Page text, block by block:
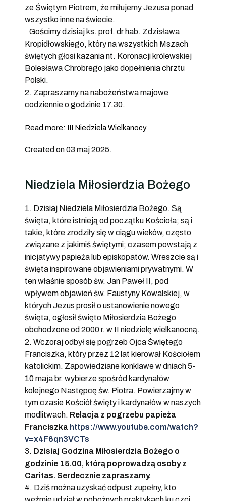
ze Świętym Piotrem, że miłujemy Jezusa ponad
wszystko inne na świecie.
Gościmy dzisiaj ks. prof. dr hab. Zdzisława
Kropidłowskiego, który na wszystkich Mszach
świętych głosi kazania nt. Koronacji królewskiej
Bolesława Chrobrego jako dopełnienia chrztu
Polski.
2. Zapraszamy na nabożeństwa majowe
codziennie o godzinie 17.30.
Read more: III Niedziela Wielkanocy
Created on 03 maj 2025.
Niedziela Miłosierdzia Bożego
1. Dzisiaj Niedziela Miłosierdzia Bożego. Są
święta, które istnieją od początku Kościoła; są i
takie, które zrodziły się w ciągu wieków, często
związane z jakimiś świętymi; czasem powstają z
inicjatywy papieża lub episkopatów. Wreszcie są i
święta inspirowane objawieniami prywatnymi. W
ten właśnie sposób św. Jan Paweł II, pod
wpływem objawień św. Faustyny Kowalskiej, w
których Jezus prosił o ustanowienie nowego
święta, ogłosił święto Miłosierdzia Bożego
obchodzone od 2000 r. w II niedzielę wielkanocną.
2. Wczoraj odbył się pogrzeb Ojca Świętego
Franciszka, który przez 12 lat kierował Kościołem
katolickim. Zapowiedziane konklawe w dniach 5-
10 maja br. wybierze spośród kardynałów
kolejnego Następcę św. Piotra. Powierzajmy w
tym czasie Kościół święty i kardynałów w naszych
modlitwach. Relacja z pogrzebu papieża
Franciszka https://www.youtube.com/watch?
v=x4F6qn3VCTs
3. Dzisiaj Godzina Miłosierdzia Bożego o
godzinie 15.00, którą poprowadzą osoby z
Caritas. Serdecznie zapraszamy.
4. Dziś można uzyskać odpust zupełny, kto